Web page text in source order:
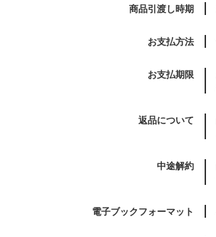
商品引渡し時期
お支払方法
お支払期限
返品について
中途解約
電子ブックフォーマット